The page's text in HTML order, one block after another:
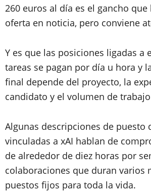
260 euros al día es el gancho
oferta en noticia, pero conviene
Y es que las posiciones ligadas a
tareas se pagan por día u hora y
final depende del proyecto, la
candidato y el volumen de
Algunas descripciones de puesto
vinculadas a xAI hablan de
de alrededor de diez horas por
colaboraciones que duran varios
puestos fijos para toda la vida.